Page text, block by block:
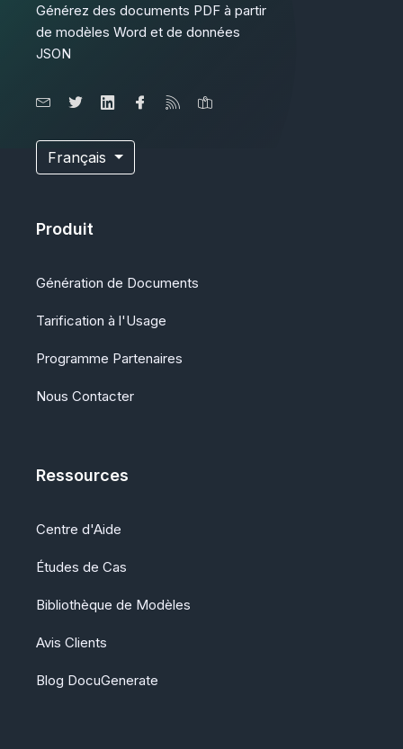
Générez des documents PDF à partir
de modèles Word et de données
JSON
Français
Produit
Génération de Documents
Tarification à l'Usage
Programme Partenaires
Nous Contacter
Ressources
Centre d'Aide
Études de Cas
Bibliothèque de Modèles
Avis Clients
Blog DocuGenerate